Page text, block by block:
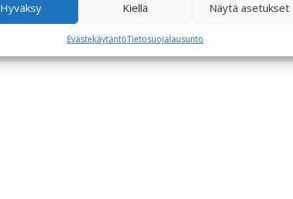
Hyväksy Kiellä Näytä asetukset
EvästekäytäntöTietosuojalausunto